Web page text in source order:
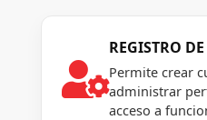

REGISTRO
Permite crear
administrar
acceso a